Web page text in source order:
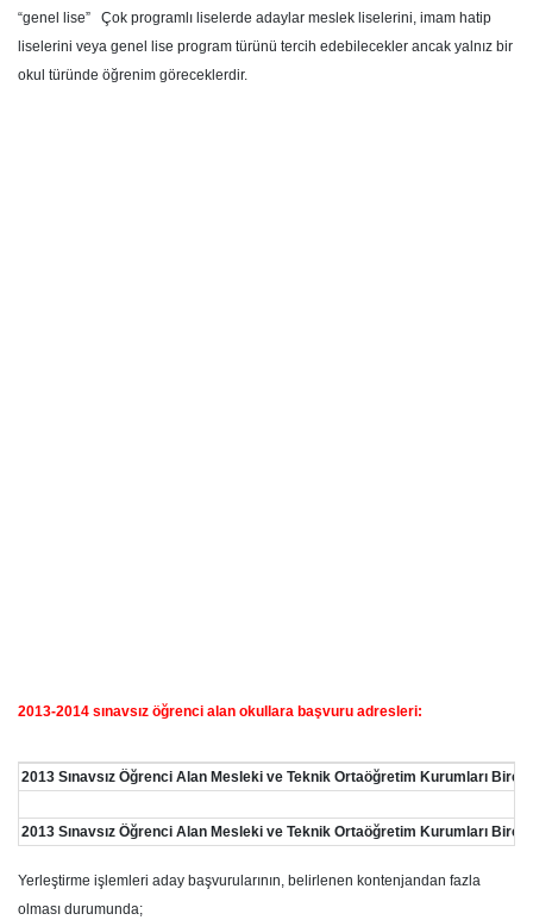
“genel lise” Çok programlı liselerde adaylar meslek liselerini, imam hatip
liselerini veya genel lise program türünü tercih edebilecekler ancak yalnız bir
okul türünde öğrenim göreceklerdir.
2013-2014 sınavsız öğrenci alan okullara başvuru adresleri:
2013 Sınavsız Öğrenci Alan Mesleki ve Teknik Ortaöğretim Kurumları
2013 Sınavsız Öğrenci Alan Mesleki ve Teknik Ortaöğretim Kurumları
Yerleştirme işlemleri aday başvurularının, belirlenen kontenjandan fazla
olması durumunda;